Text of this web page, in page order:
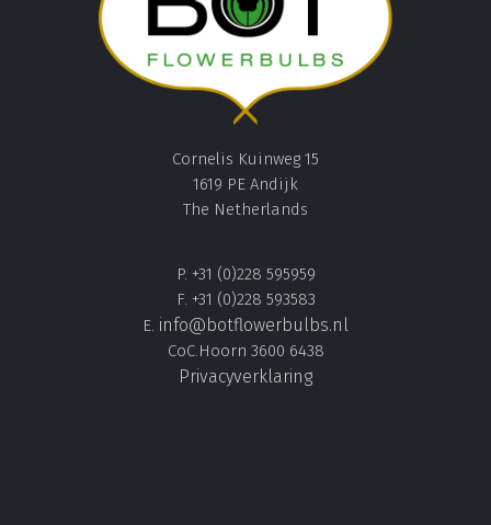
Cornelis Kuinweg 15
1619 PE Andijk
The Netherlands
P. +31 (0)228 595959
F. +31 (0)228 593583
E. info@botflowerbulbs.nl
CoC.Hoorn 3600 6438
Privacyverklaring